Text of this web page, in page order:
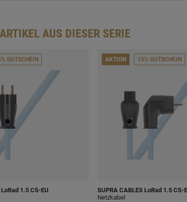
AUS DIESER SERIE
GUTSCHEIN
LoRad 1.5 CS-EU
AKTION 15% GUTSCHEIN
SUPRA CABLES LoRad 1.5 CS-
Netzkabel